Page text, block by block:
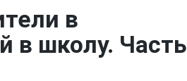
в
в школу. Часть